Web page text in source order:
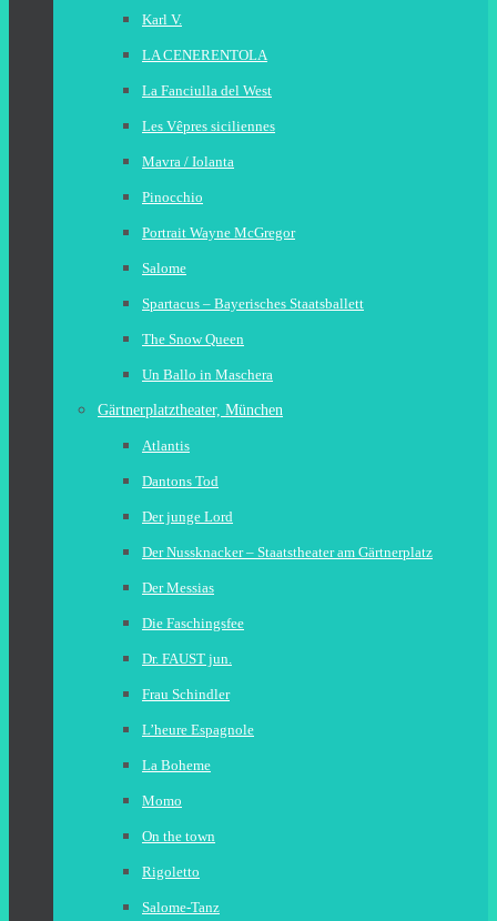
Karl V.
LA CENERENTOLA
La Fanciulla del West
Les Vêpres siciliennes
Mavra / Iolanta
Pinocchio
Portrait Wayne McGregor
Salome
Spartacus – Bayerisches Staatsballett
The Snow Queen
Un Ballo in Maschera
Gärtnerplatztheater, München
Atlantis
Dantons Tod
Der junge Lord
Der Nussknacker – Staatstheater am Gärtnerplatz
Der Messias
Die Faschingsfee
Dr. FAUST jun.
Frau Schindler
L’heure Espagnole
La Boheme
Momo
On the town
Rigoletto
Salome-Tanz